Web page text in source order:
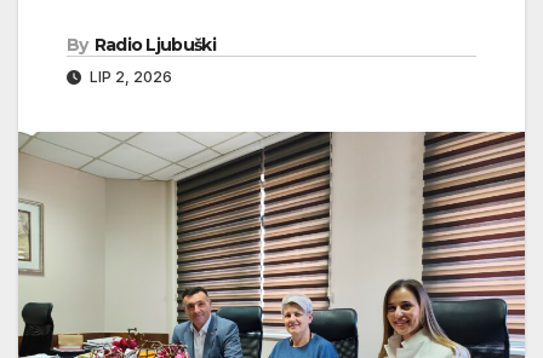
By Radio Ljubuški
LIP 2, 2026